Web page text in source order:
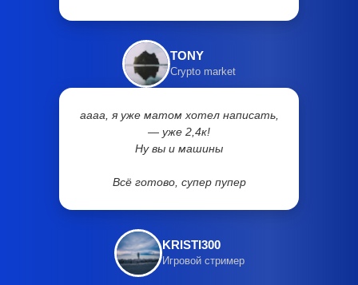
TONY
Crypto market
аааа, я уже матом хотел написать,
— уже 2,4к!
Ну вы и машины
Всё готово, супер пупер
KRISTI300
Игровой стример